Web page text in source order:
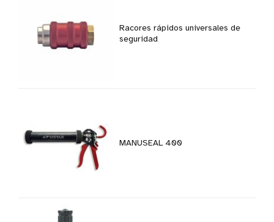
Racores rápidos universales de
seguridad
MANUSEAL 400